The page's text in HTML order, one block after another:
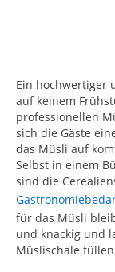
Ein hochwertiger
auf keinem
professionellen
sich die Gäste
das Müsli auf
Selbst in einem
sind die
für das Müsli
und knackig und
Müslischale